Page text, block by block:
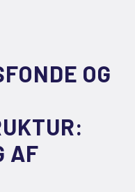
OG
AF